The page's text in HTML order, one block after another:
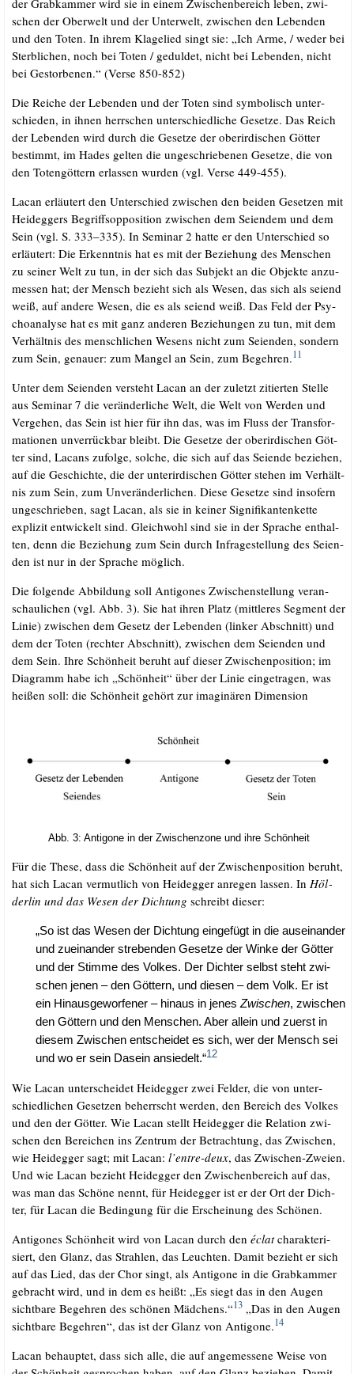
der Grab­kam­mer wird sie in einem Zwi­schen­be­reich leben, zwi­
schen der Ober­welt und der Unter­welt, zwi­schen den Leben­den
und den Toten. In ihrem Kla­ge­lied singt sie: „Ich Arme, /​ weder bei
Sterb­li­chen, noch bei Toten /​ gedul­det, nicht bei Leben­den, nicht
bei Gestor­be­nen.“ (Ver­se 850-852)
Die Rei­che der Leben­den und der Toten sind sym­bo­lisch unter­
schie­den, in ihnen herr­schen unter­schied­li­che Geset­ze. Das Reich
der Leben­den wird durch die Geset­ze der ober­ir­di­schen Göt­ter
bestimmt, im Hades gel­ten die unge­schrie­be­nen Geset­ze, die von
den Toten­göt­tern erlas­sen wur­den (vgl. Ver­se 449-455).
Lacan erläu­tert den Unter­schied zwi­schen den bei­den Geset­zen mit
Heid­eg­gers Begriffs­op­po­si­ti­on zwi­schen dem Sei­en­dem und dem
Sein (vgl. S. 333–335). In Semi­nar 2 hat­te er den Unter­schied so
erläu­tert: Die Erkennt­nis hat es mit der Bezie­hung des Men­schen
zu sei­ner Welt zu tun, in der sich das Sub­jekt an die Objek­te anzu­
mes­sen hat; der Mensch bezieht sich als Wesen, das sich als sei­end
weiß, auf ande­re Wesen, die es als sei­end weiß. Das Feld der Psy­
cho­ana­ly­se hat es mit ganz ande­ren Bezie­hun­gen zu tun, mit dem
Ver­hält­nis des mensch­li­chen Wesens nicht zum Sei­en­den, son­dern
zum Sein, genau­er: zum Man­gel an Sein, zum Begeh­ren.11
Unter dem Sei­en­den ver­steht Lacan an der zuletzt zitier­ten Stel­le
aus Semi­nar 7 die ver­än­der­li­che Welt, die Welt von Wer­den und
Ver­ge­hen, das Sein ist hier für ihn das, was im Fluss der Trans­for­
ma­tio­nen unver­rück­bar bleibt. Die Geset­ze der ober­ir­di­schen Göt­
ter sind, Lacans zufol­ge, sol­che, die sich auf das Sei­en­de bezie­hen,
auf die Geschich­te, die der unter­ir­di­schen Göt­ter ste­hen im Ver­hält­
nis zum Sein, zum Unver­än­der­li­chen. Die­se Geset­ze sind inso­fern
unge­schrie­ben, sagt Lacan, als sie in kei­ner Signi­fi­kan­ten­ket­te
expli­zit ent­wi­ckelt sind. Gleich­wohl sind sie in der Spra­che ent­hal­
ten, denn die Bezie­hung zum Sein durch Infra­ge­stel­lung des Sei­en­
den ist nur in der Spra­che möglich.
Die fol­gen­de Abbil­dung soll Anti­go­nes Zwi­schen­stel­lung ver­an­
schau­li­chen (vgl. Abb. 3). Sie hat ihren Platz (mitt­le­res Seg­ment der
Linie) zwi­schen dem Gesetz der Leben­den (lin­ker Abschnitt) und
dem der Toten (rech­ter Abschnitt), zwi­schen dem Sei­en­den und
dem Sein. Ihre Schön­heit beruht auf die­ser Zwi­schen­po­si­ti­on; im
Dia­gramm habe ich „Schön­heit“ über der Linie ein­ge­tra­gen, was
hei­ßen soll: die Schön­heit gehört zur ima­gi­nä­ren Dimension
Abb. 3: Anti­go­ne in der Zwi­schen­zo­ne und ihre Schönheit
Für die The­se, dass die Schön­heit auf der Zwi­schen­po­si­ti­on beruht,
hat sich Lacan ver­mut­lich von Heid­eg­ger anre­gen las­sen. In Höl­
der­lin und das Wesen der Dich­tung schreibt dieser:
„So ist das Wesen der Dich­tung ein­ge­fügt in die aus­ein­an­der
und zuein­an­der stre­ben­den Geset­ze der Win­ke der Göt­ter
und der Stim­me des Vol­kes. Der Dich­ter selbst steht zwi­
schen jenen – den Göt­tern, und die­sen – dem Volk. Er ist
ein Hin­aus­ge­wor­fe­ner – hin­aus in jenesZwi­schen, zwi­schen
den Göt­tern und den Men­schen. Aber allein und zuerst in
die­sem Zwi­schen ent­schei­det es sich, wer der Mensch sei
und wo er sein Dasein ansie­delt.“12
Wie Lacan unter­schei­det Heid­eg­ger zwei Fel­der, die von unter­
schied­li­chen Geset­zen beherrscht wer­den, den Bereich des Vol­kes
und den der Göt­ter. Wie Lacan stellt Heid­eg­ger die Rela­ti­on zwi­
schen den Berei­chen ins Zen­trum der Betrach­tung, das Zwi­schen,
wie Heid­eg­ger sagt; mit Lacan: l’entre-deux, das Zwi­schen-Zwei­en.
Und wie Lacan bezieht Heid­eg­ger den Zwi­schen­be­reich auf das,
was man das Schö­ne nennt, für Heid­eg­ger ist er der Ort der Dich­
ter, für Lacan die Bedin­gung für die Erschei­nung des Schönen.
Anti­go­nes Schön­heit wird von Lacan durch den éclatcha­rak­te­ri­
siert, den Glanz, das Strah­len, das Leuch­ten. Damit bezieht er sich
auf das Lied, das der Chor singt, als Anti­go­ne in die Grab­kam­mer
gebracht wird, und in dem es heißt: „Es siegt das in den Augen
sicht­ba­re Begeh­ren des schö­nen Mäd­chens.“13„Das in den Augen
sicht­ba­re Begeh­ren“, das ist der Glanz von Anti­go­ne.14
Lacan behaup­tet, dass sich alle, die auf ange­mes­se­ne Wei­se von